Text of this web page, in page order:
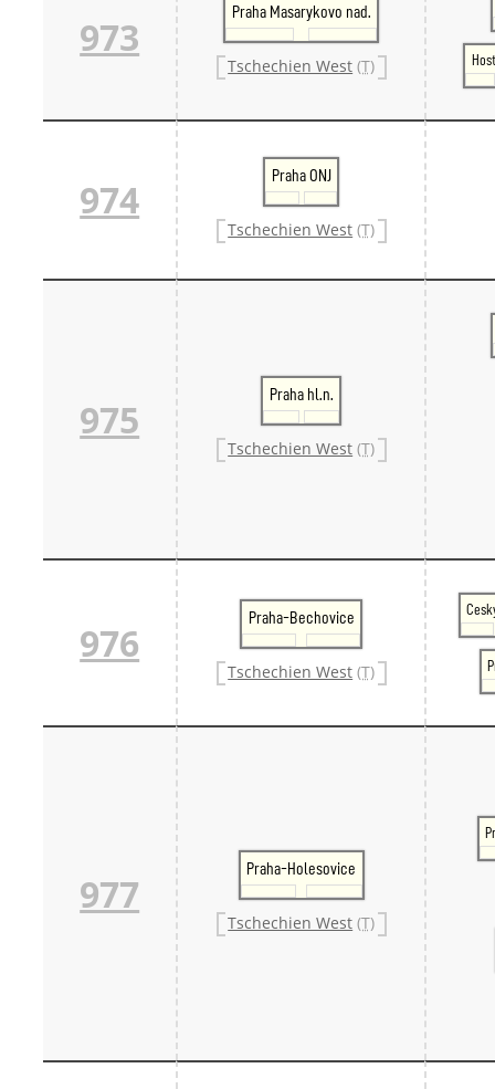
973
Praha Masarykovo nad.
Tschechien West (T)
974
Praha ONJ
Tschechien West (T)
975
Praha hl.n.
Tschechien West (T)
976
Praha-Bechovice
Tschechien West (T)
977
Praha-Holesovice
Tschechien West (T)